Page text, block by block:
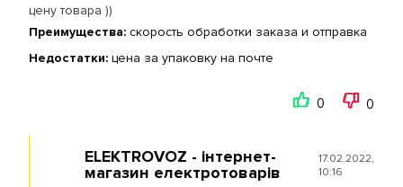
цену товара ))
Преимущества: скорость обработки заказа и отправка
Недостатки: цена за упаковку на почте
0 0
ELEKTROVOZ - інтернет-
магазин електротоварів
17.02.2022,
10:16